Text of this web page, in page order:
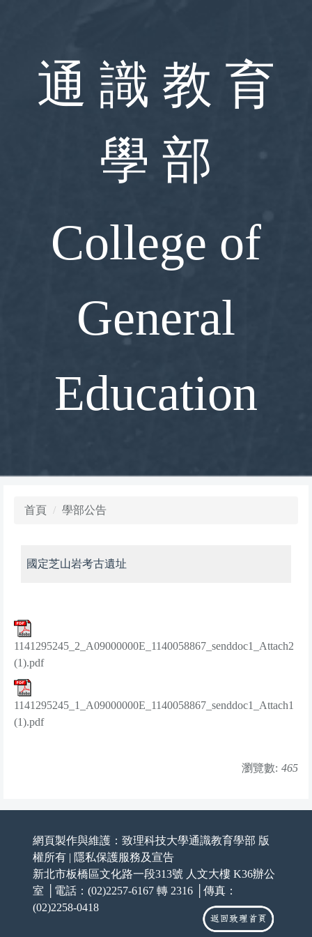
通 識 教 育
學 部
College of
General
Education
首頁 學部公告
國定芝山岩考古遺址
1141295245_2_A09000000E_1140058867_senddoc1_Attach2
(1).pdf
1141295245_1_A09000000E_1140058867_senddoc1_Attach1
(1).pdf
瀏覽數: 465
網頁製作與維護：致理科技大學通識教育學部 版
權所有 | 隱私保護服務及宣告
新北市板橋區文化路一段313號 人文大樓 K36辦公
室 │電話：(02)2257-6167 轉 2316 │傳真：
(02)2258-0418